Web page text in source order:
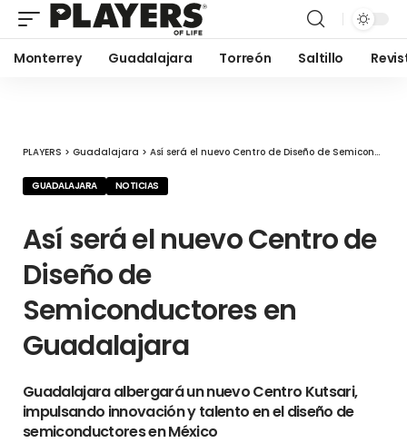
Monterrey Guadalajara Torreón Saltillo
PLAYERS > Guadalajara > Así será el nuevo Centro de Diseño de Semiconductores en Guadalajara
GUADALAJARA NOTICIAS
Así será el nuevo Centro de
Diseño de
Semiconductores en
Guadalajara
Guadalajara albergará un nuevo Centro Kutsari,
impulsando innovación y talento en el diseño de
semiconductores en México